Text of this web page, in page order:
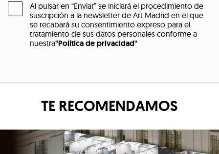
Al pulsar en “Enviar” se iniciará el procedimiento de
suscripción a la newsletter de Art Madrid en el que
se recabará su consentimiento expreso para el
tratamiento de sus datos personales conforme a
nuestra"Política de privacidad"
TE RECOMENDAMOS